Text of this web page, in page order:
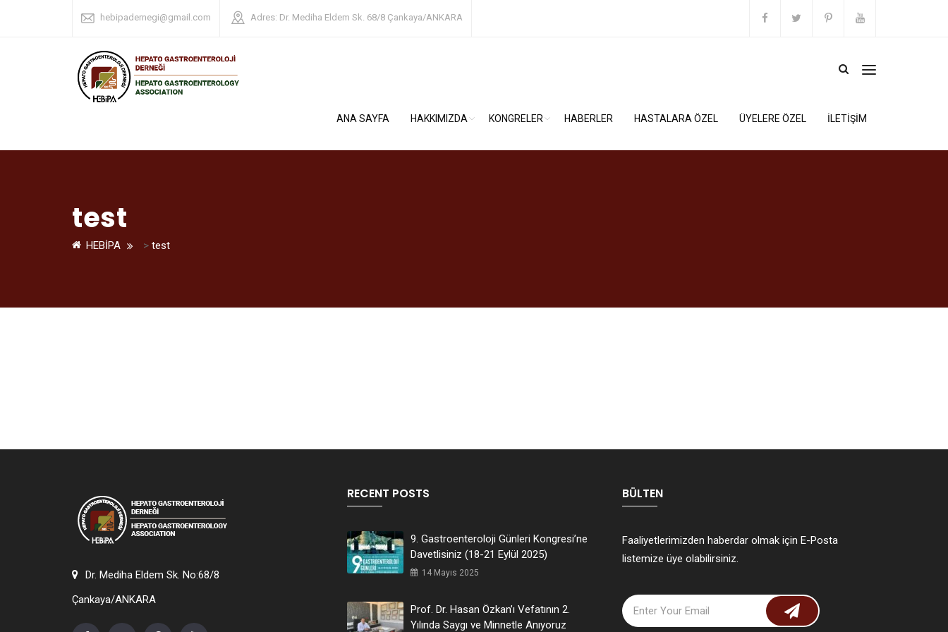
hebipadernegi@gmail.com Adres: Dr. Mediha Eldem Sk. 68/8 Çankaya/ANKARA
ANA SAYFA HAKKIMIZDA KONGRELER HABERLER HASTALARA ÖZEL ÜYELERE ÖZEL İLETİŞİM
test
HEBİPA > test
Dr. Mediha Eldem Sk. No:68/8
Çankaya/ANKARA
RECENT POSTS
9. Gastroenteroloji Günleri Kongresi’ne
Davetlisiniz (18-21 Eylül 2025)
14 Mayıs 2025
Prof. Dr. Hasan Özkan’ı Vefatının 2.
Yılında Saygı ve Minnetle Anıyoruz
BÜLTEN
Faaliyetlerimizden haberdar olmak için E-Posta
listemize üye olabilirsiniz.